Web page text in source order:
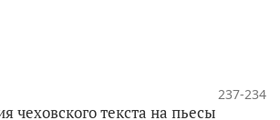
237-234
чеховского текста на пьесы